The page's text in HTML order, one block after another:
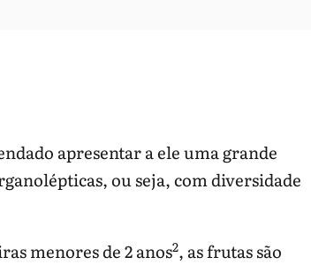
apresentar a ele uma grande
ou seja, com diversidade
menores de 2 anos2, as frutas são